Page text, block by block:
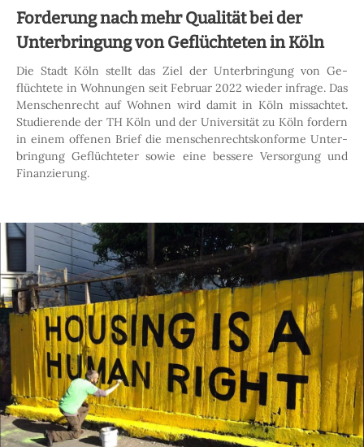
Forderung nach mehr Qualität bei der
Unterbringung von Geflüchteten in Köln
Die Stadt Köln stellt das Ziel der Unterbringung von Ge­
flüchtete in Wohnungen seit Februar 2022 wieder infrage. Das
Menschenrecht auf Wohnen wird damit in Köln missachtet.
Studierende der TH Köln und der Uni­versität zu Köln fordern
in einem offenen Brief die menschen­rechts­konforme Unter­
bringung Geflüchteter sowie eine bessere Versorgung und
Finanzierung.